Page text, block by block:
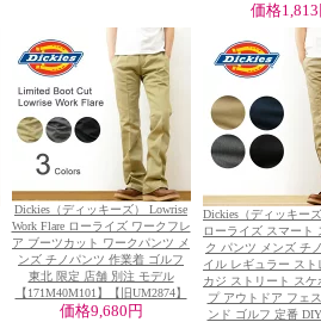
価格1,813
Dickies（ディッキーズ） Lowrise
Work Flare ローライズ ワークフレ
ア ブーツカット ワークパンツ メ
ンズ チノパンツ 作業着 ゴルフ
東北 限定 店舗 別注 モデル
【171M40M101】【旧UM2874】
価格9,680円
Dickies（ディッキー
ローライズ スマート
ク パンツ メンズ チ
イル レギュラー スト
カジ ストリート スケ
プ アウトドア フェ
ンド ゴルフ 定番